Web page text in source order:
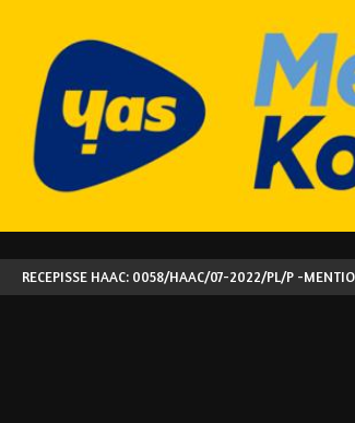
RECEPISSE HAAC: 0058/HAAC/07-2022/PL/P -